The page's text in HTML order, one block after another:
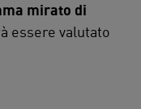
mirato di
essere valutato